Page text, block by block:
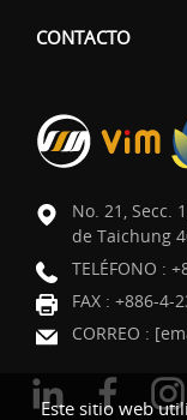
Este sitio web
CONTACTO
No. 21, Secc.
de Taichung
TELÉFONO :
FAX : +886-4-
CORREO :